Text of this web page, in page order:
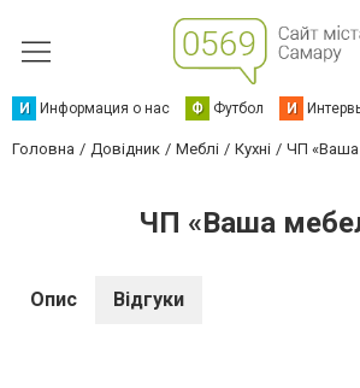
И Информация о нас Ф Футбол И
Головна Довідник Меблі Кухні ЧП «Ваша
ЧП «Ваша
Опис Відгуки